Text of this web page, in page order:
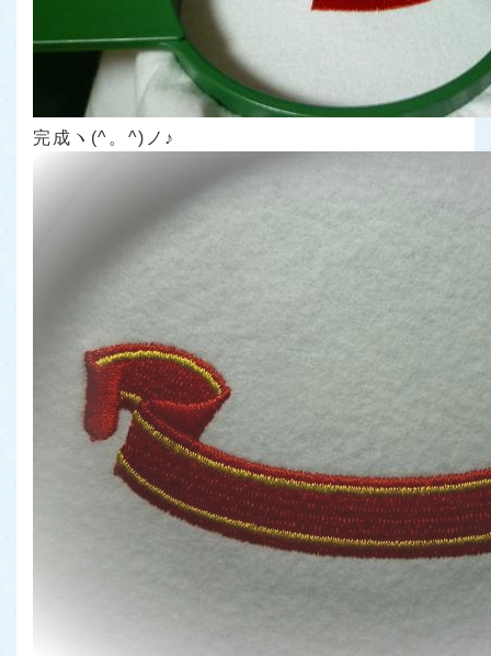
完成ヽ(^。^)ノ♪